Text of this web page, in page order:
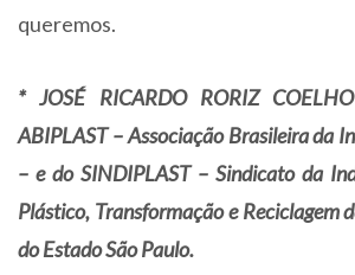
queremos.
* JOSÉ RICARDO RORIZ
ABIPLAST – Associação Brasileira da
– e do SINDIPLAST – Sindicato da
Plástico, Transformação e Reciclagem
do Estado São Paulo.